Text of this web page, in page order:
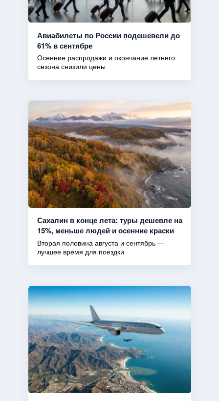
Авиабилеты по России подешевели до
61% в сентябре
Осенние распродажи и окончание летнего
сезона снизили цены
Сахалин в конце лета: туры дешевле на
15%, меньше людей и осенние краски
Вторая половина августа и сентябрь —
лучшее время для поездки